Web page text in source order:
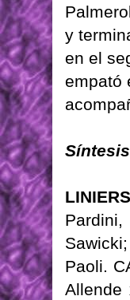
y
en el
empató
Paoli.
Allende